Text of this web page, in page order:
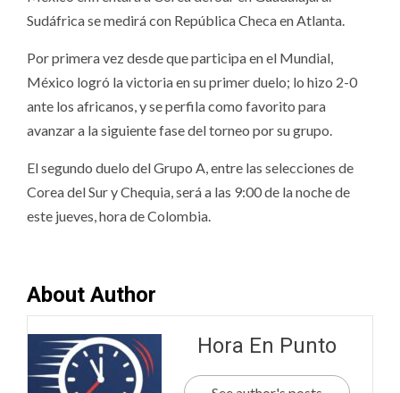
Sudáfrica se medirá con República Checa en Atlanta.
Por primera vez desde que participa en el Mundial,
México logró la victoria en su primer duelo; lo hizo 2-0
ante los africanos, y se perfila como favorito para
avanzar a la siguiente fase del torneo por su grupo.
El segundo duelo del Grupo A, entre las selecciones de
Corea del Sur y Chequia, será a las 9:00 de la noche de
este jueves, hora de Colombia.
About Author
Hora En Punto